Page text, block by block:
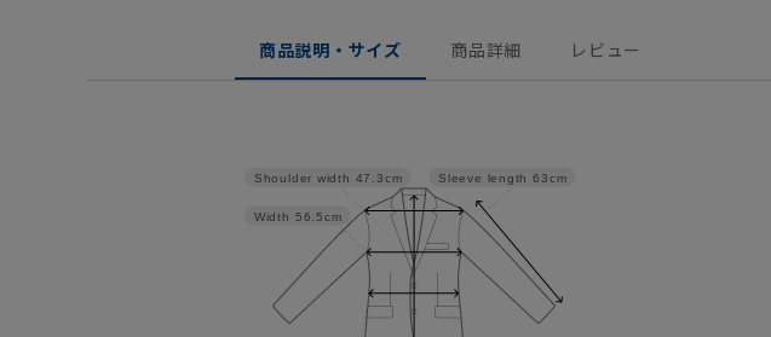
商品説明・サイズ 商品詳細 レビュー
Sleeve length 63cm
Width 56.5cm
Shoulder width 47.3cm